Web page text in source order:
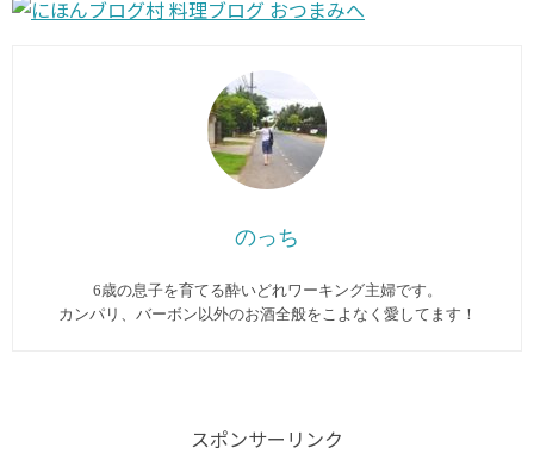
のっち
6歳の息子を育てる酔いどれワーキング主婦です。
カンパリ、バーボン以外のお酒全般をこよなく愛してます︎！
スポンサーリンク